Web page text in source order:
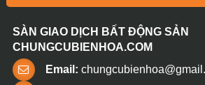
SÀN GIAO DỊCH BẤT ĐỘNG SẢN
CHUNGCUBIENHOA.COM
Email: